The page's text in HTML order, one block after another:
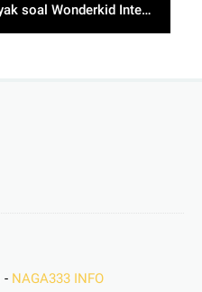
soal Wonderkid Inter
- NAGA333 INFO